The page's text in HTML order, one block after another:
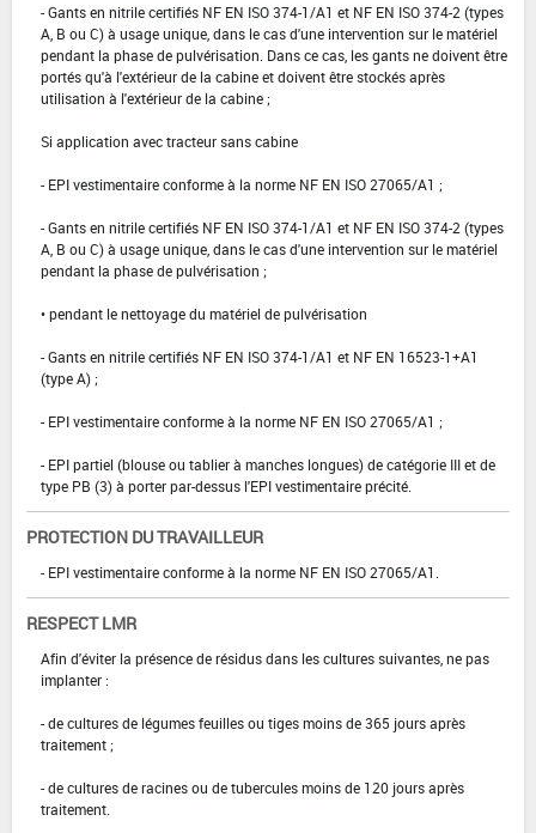
- Gants en nitrile certifiés NF EN ISO 374-1/A1 et NF EN ISO 374-2 (types
A, B ou C) à usage unique, dans le cas d'une intervention sur le matériel
pendant la phase de pulvérisation. Dans ce cas, les gants ne doivent être
portés qu'à l'extérieur de la cabine et doivent être stockés après
utilisation à l'extérieur de la cabine ;
Si application avec tracteur sans cabine
- EPI vestimentaire conforme à la norme NF EN ISO 27065/A1 ;
- Gants en nitrile certifiés NF EN ISO 374-1/A1 et NF EN ISO 374-2 (types
A, B ou C) à usage unique, dans le cas d'une intervention sur le matériel
pendant la phase de pulvérisation ;
• pendant le nettoyage du matériel de pulvérisation
- Gants en nitrile certifiés NF EN ISO 374-1/A1 et NF EN 16523-1+A1
(type A) ;
- EPI vestimentaire conforme à la norme NF EN ISO 27065/A1 ;
- EPI partiel (blouse ou tablier à manches longues) de catégorie III et de
type PB (3) à porter par-dessus l'EPI vestimentaire précité.
PROTECTION DU TRAVAILLEUR
- EPI vestimentaire conforme à la norme NF EN ISO 27065/A1.
RESPECT LMR
Afin d'éviter la présence de résidus dans les cultures suivantes, ne pas
implanter :
- de cultures de légumes feuilles ou tiges moins de 365 jours après
traitement ;
- de cultures de racines ou de tubercules moins de 120 jours après
traitement.